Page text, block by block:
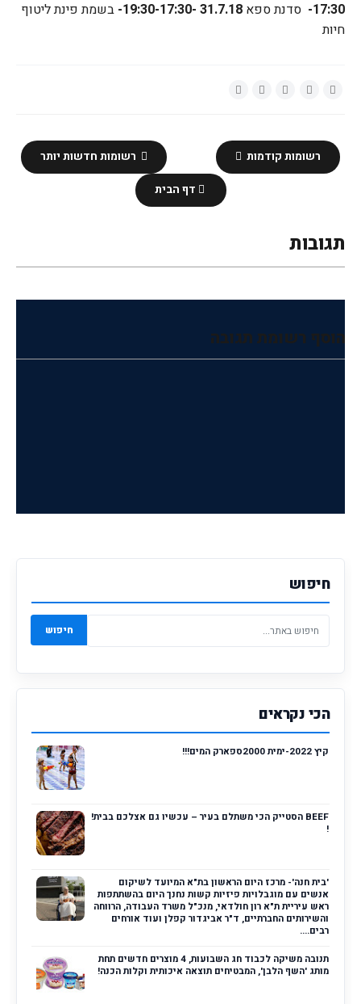
17:30
- סדנת ספא 31.7.18
19:30-17:30-
- בשמת פינת ליטוף
חיות
רשומות חדשות יותר רשומות קודמות
דף הבית
תגובות
הוסף רשומת תגובה
חיפוש
חיפוש
הכי נקראים
קיץ 2022-ימית 2000ספארק המים!!!
BEEF הסטייק הכי משתלם בעיר – עכשיו גם אצלכם בבית!
!
'בית חנה'- מרכז היום הראשון בת"א המיועד לשיקום
אנשים עם מוגבלויות פיזיות קשות נחנך היום בהשתתפות
ראש עיריית ת"א רון חולדאי, מנכ"ל משרד העבודה, הרווחה
והשירותים החברתיים, ד"ר אביגדור קפלן ועוד אורחים
רבים....
תנובה משיקה לכבוד חג השבועות, 4 מוצרים חדשים תחת
מותג 'השף הלבן', המבטיחים תוצאה איכותית וקלות הכנה!